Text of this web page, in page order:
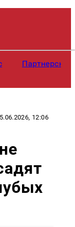
12:06